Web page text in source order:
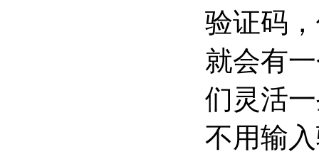
验证码
就会有
们灵活
不用输